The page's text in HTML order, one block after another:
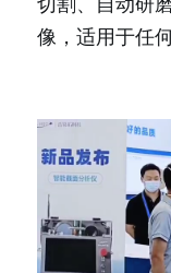
像，适用于任